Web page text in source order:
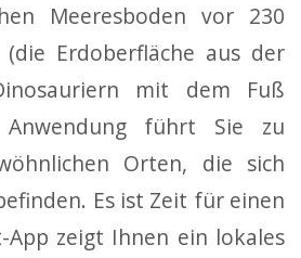
Meeresboden vor 230
(die Erdoberfläche aus der
mit dem Fuß
führt Sie zu
Orten, die sich
Es ist Zeit für einen
App zeigt Ihnen ein lokales